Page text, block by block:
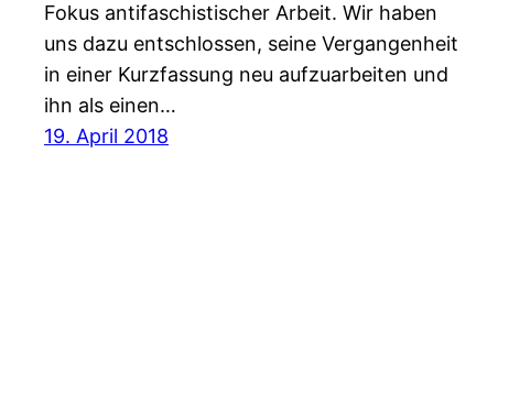
Fokus antifaschistischer Arbeit. Wir haben
uns dazu entschlossen, seine Vergangenheit
in einer Kurzfassung neu aufzuarbeiten und
ihn als einen…
19. April 2018